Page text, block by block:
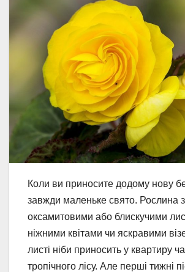
Коли ви приносите додому нову
завжди маленьке свято. Рослина з
оксамитовими або блискучими
ніжними квітами чи яскравими
листі ніби приносить у квартиру
тропічного лісу. Але перші тижні